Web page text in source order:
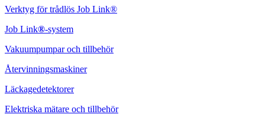
Verktyg för trådlös Job Link®
Job Link®-system
Vakuumpumpar och tillbehör
Återvinningsmaskiner
Läckagedetektorer
Elektriska mätare och tillbehör